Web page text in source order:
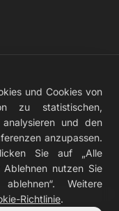
und Cookies von
zu statistischen,
und den
anzupassen.
Sie auf „Alle
Ablehnen nutzen Sie
Weitere
Richtlinie.